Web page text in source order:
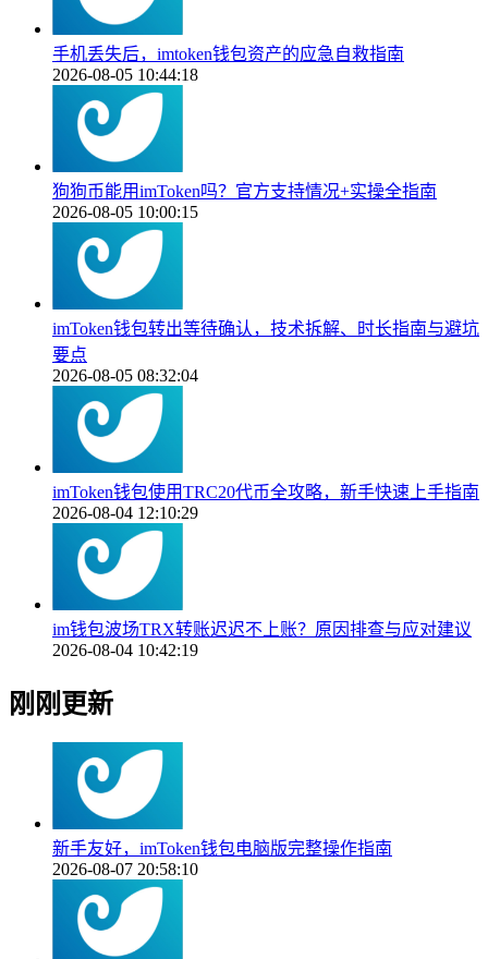
手机丢失后，imtoken钱包资产的应急自救指南
2026-08-05 10:44:18
狗狗币能用imToken吗？官方支持情况+实操全指南
2026-08-05 10:00:15
imToken钱包转出等待确认，技术拆解、时长指南与避坑
要点
2026-08-05 08:32:04
imToken钱包使用TRC20代币全攻略，新手快速上手指南
2026-08-04 12:10:29
im钱包波场TRX转账迟迟不上账？原因排查与应对建议
2026-08-04 10:42:19
刚刚更新
新手友好，imToken钱包电脑版完整操作指南
2026-08-07 20:58:10